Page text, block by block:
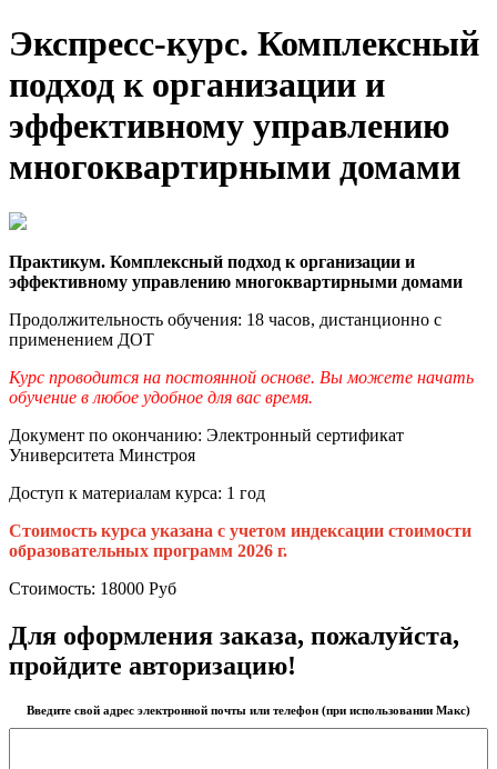
Экспресс-курс. Комплексный
подход к организации и
эффективному управлению
многоквартирными домами
Практикум. Комплексный подход к организации и
эффективному управлению многоквартирными домами
Продолжительность обучения: 18 часов, дистанционно с
применением ДОТ
Курс проводится на постоянной основе. Вы можете начать
обучение в любое удобное для вас время.
Документ по окончанию: Электронный сертификат
Университета Минстроя
Доступ к материалам курса: 1 год
Стоимость курса указана с учетом индексации стоимости
образовательных программ 2026 г.
Стоимость: 18000 Руб
Для оформления заказа, пожалуйста,
пройдите авторизацию!
Введите свой адрес электронной почты или телефон (при использовании Макс)